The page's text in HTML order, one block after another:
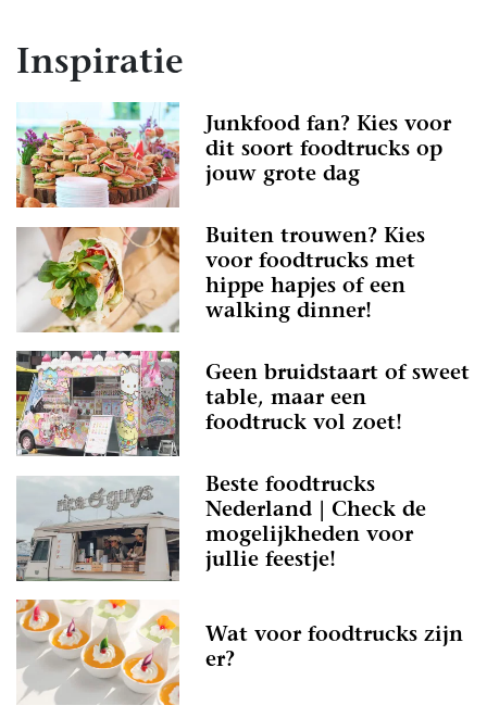
Inspiratie
Junkfood fan? Kies voor
dit soort foodtrucks op
jouw grote dag
Buiten trouwen? Kies
voor foodtrucks met
hippe hapjes of een
walking dinner!
Geen bruidstaart of sweet
table, maar een
foodtruck vol zoet!
Beste foodtrucks
Nederland | Check de
mogelijkheden voor
jullie feestje!
Wat voor foodtrucks zijn
er?